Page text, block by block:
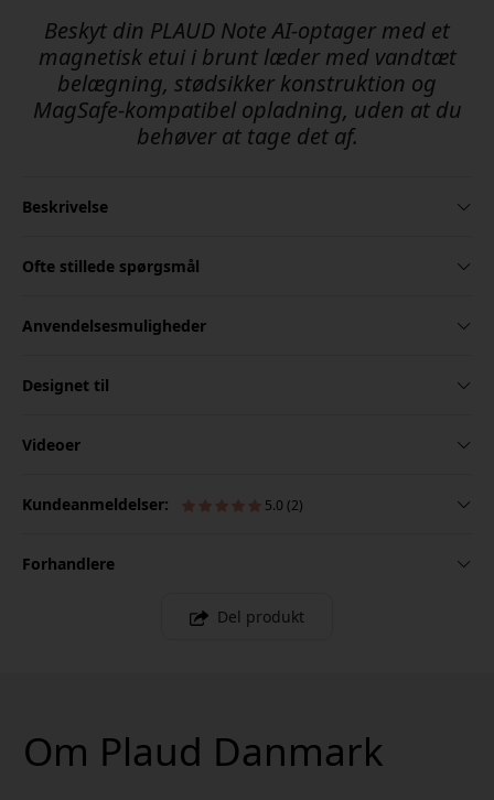
Beskyt din PLAUD Note AI-optager med et
magnetisk etui i brunt læder med vandtæt
belægning, stødsikker konstruktion og
MagSafe-kompatibel opladning, uden at du
behøver at tage det af.
Beskrivelse
Ofte stillede spørgsmål
Anvendelsesmuligheder
Designet til
Videoer
Kundeanmeldelser: 5.0 (2)
Forhandlere
Del produkt
Om Plaud Danmark